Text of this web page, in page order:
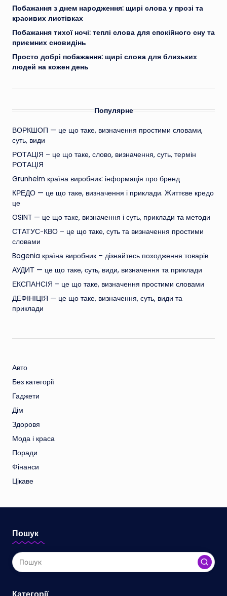
Побажання з днем народження: щирі слова у прозі та
красивих листівках
Побажання тихої ночі: теплі слова для спокійного сну та
приємних сновидінь
Просто добрі побажання: щирі слова для близьких
людей на кожен день
Популярне
ВОРКШОП — це що таке, визначення простими словами,
суть, види
РОТАЦІЯ – це що таке, слово, визначення, суть, термін
РОТАЦІЯ
Grunhelm країна виробник: інформація про бренд
КРЕДО — це що таке, визначення і приклади. Життєве кредо
це
OSINT — це що таке, визначення і суть, приклади та методи
СТАТУС-КВО – це що таке, суть та визначення простими
словами
Bogenia країна виробник – дізнайтесь походження товарів
АУДИТ — це що таке, суть, види, визначення та приклади
ЕКСПАНСІЯ – це що таке, визначення простими словами
ДЕФІНІЦІЯ — це що таке, визначення, суть, види та
приклади
Авто
Без категорії
Гаджети
Дім
Здоровя
Мода і краса
Поради
Фінанси
Цікаве
Пошук